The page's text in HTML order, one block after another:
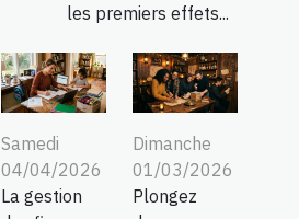
les premiers effets...
Samedi
04/04/2026
La gestion
Dimanche
01/03/2026
Plongez